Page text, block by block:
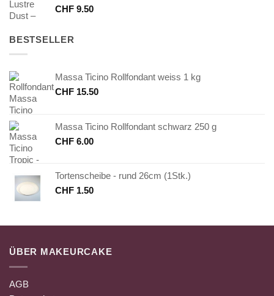
CHF 9.50
BESTSELLER
Massa Ticino Rollfondant weiss 1 kg
CHF 15.50
Massa Ticino Rollfondant schwarz 250 g
CHF 6.00
Tortenscheibe - rund 26cm (1Stk.)
CHF 1.50
ÜBER MAKEURCAKE
AGB